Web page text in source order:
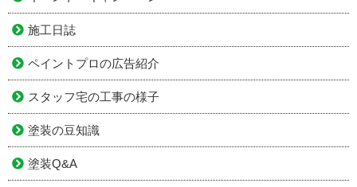
施工日誌
ペイントプロの広告紹介
スタッフ宅の工事の様子
塗装の豆知識
塗装Q&A